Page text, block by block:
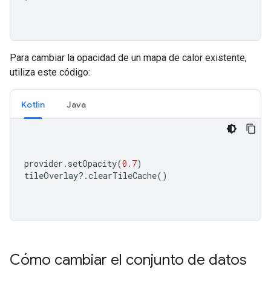
Para cambiar la opacidad de un mapa de calor existente,
utiliza este código:
Kotlin Java
provider . setOpacity(0.7)
tileOverlay?.clearTileCache()
Cómo cambiar el conjunto de datos